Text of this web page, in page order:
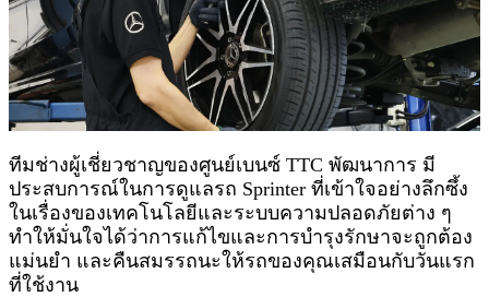
ทีมช่างผู้เชี่ยวชาญของศูนย์เบนซ์ TTC พัฒนาการ มี
ประสบการณ์ในการดูแลรถ Sprinter ที่เข้าใจอย่างลึกซึ้ง
ในเรื่องของเทคโนโลยีและระบบความปลอดภัยต่าง ๆ
ทำให้มั่นใจได้ว่าการแก้ไขและการบำรุงรักษาจะถูกต้อง
แม่นยำ และคืนสมรรถนะให้รถของคุณเสมือนกับวันแรก
ที่ใช้งาน